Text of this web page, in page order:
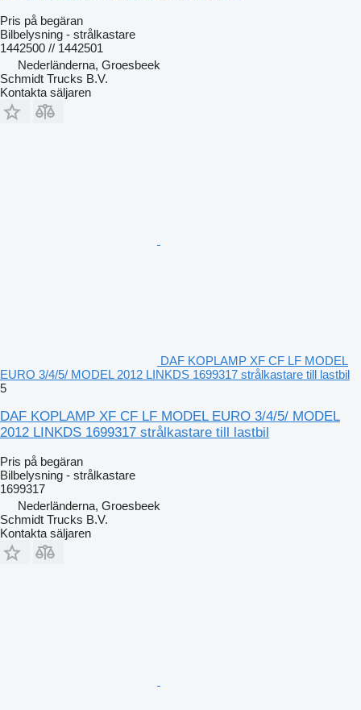
Pris på begäran
Bilbelysning - strålkastare
1442500 // 1442501
Nederländerna, Groesbeek
Schmidt Trucks B.V.
Kontakta säljaren
DAF KOPLAMP XF CF LF MODEL
EURO 3/4/5/ MODEL 2012 LINKDS 1699317 strålkastare till lastbil
5
DAF KOPLAMP XF CF LF MODEL EURO 3/4/5/ MODEL
2012 LINKDS 1699317 strålkastare till lastbil
Pris på begäran
Bilbelysning - strålkastare
1699317
Nederländerna, Groesbeek
Schmidt Trucks B.V.
Kontakta säljaren